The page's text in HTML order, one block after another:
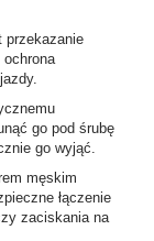
przekazanie
ochrona
go pod śrubę
go wyjąć.
męskim
łączenie
zaciskania na